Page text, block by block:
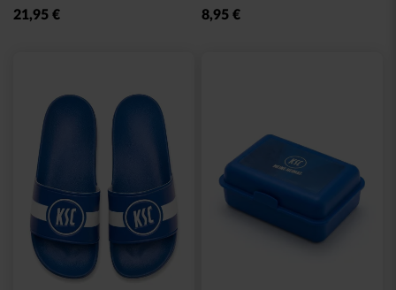
21,95 € 8,95 €